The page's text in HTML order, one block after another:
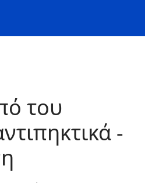
του
-